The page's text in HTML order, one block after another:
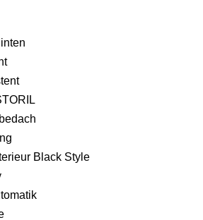
Black Style